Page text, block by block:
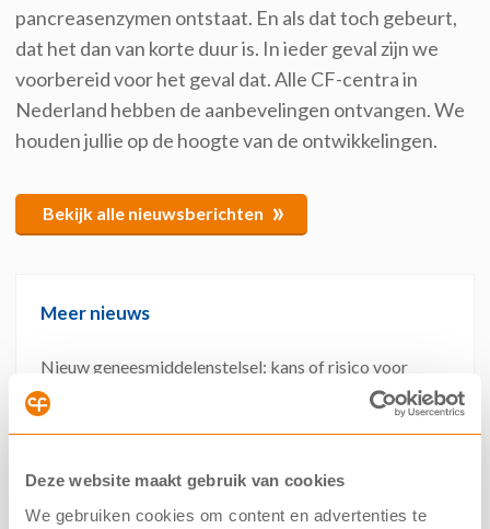
Deze website maakt gebruik van cookies
We gebruiken cookies om content en advertenties te
pancreasenzymen ontstaat. En als dat toch gebeurt,
dat het dan van korte duur is. In ieder geval zijn we
voorbereid voor het geval dat. Alle CF-centra in
Nederland hebben de aanbevelingen ontvangen. We
houden jullie op de hoogte van de ontwikkelingen.
Bekijk alle nieuwsberichten »
Meer nieuws
Nieuw geneesmiddelenstelsel: kans of risico voor
toekomstige CF-behandelingen?
Van der Lely Foundation investeert groot bedrag in